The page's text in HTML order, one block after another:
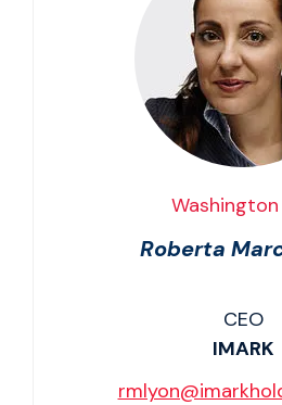
Washington
Roberta
CEO
IMARK